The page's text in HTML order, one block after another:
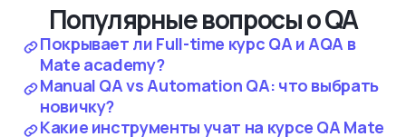
Популярные вопросы о QA
Покрывает ли Full-time курс QA и AQA в
Mate academy?
Manual QA vs Automation QA: что выбрать
новичку?
Какие инструменты учат на курсе QA Mate